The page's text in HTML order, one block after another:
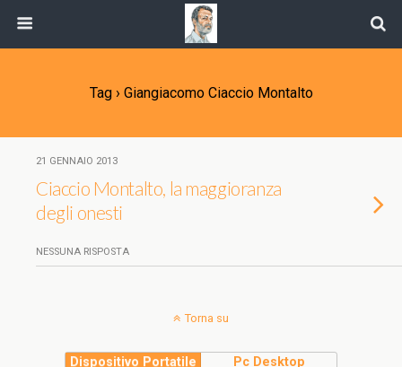
Tag › Giangiacomo Ciaccio Montalto
21 GENNAIO 2013
Ciaccio Montalto, la maggioranza
degli onesti
NESSUNA RISPOSTA
Torna su
Dispositivo Portatile Pc Desktop